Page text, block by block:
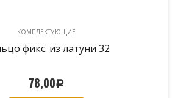
КОМПЛЕКТУЮЩИЕ
фикс. из латуни 32
78,00Р